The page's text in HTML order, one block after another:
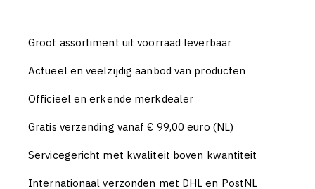
Groot assortiment uit voorraad leverbaar
Actueel en veelzijdig aanbod van producten
Officieel en erkende merkdealer
Gratis verzending vanaf € 99,00 euro (NL)
Servicegericht met kwaliteit boven kwantiteit
Internationaal verzonden met DHL en PostNL